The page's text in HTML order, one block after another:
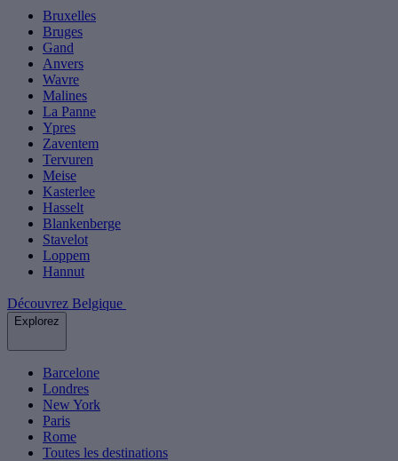
Bruxelles
Bruges
Gand
Anvers
Wavre
Malines
La Panne
Ypres
Zaventem
Tervuren
Meise
Kasterlee
Hasselt
Blankenberge
Stavelot
Loppem
Hannut
Découvrez Belgique
Explorez
Barcelone
Londres
New York
Paris
Rome
Toutes les destinations